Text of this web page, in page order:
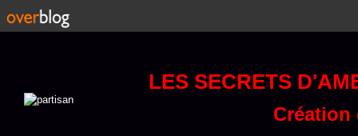
LES SECRETS
Création